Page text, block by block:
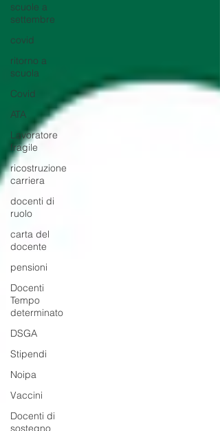
scuole a
settembre
covid
ritorno a
scuola
Covid
ATA
Lavoratore
fragile
ricostruzione
carriera
docenti di
ruolo
carta del
docente
pensioni
Docenti
Tempo
determinato
DSGA
Stipendi
Noipa
Vaccini
Docenti di
sostegno